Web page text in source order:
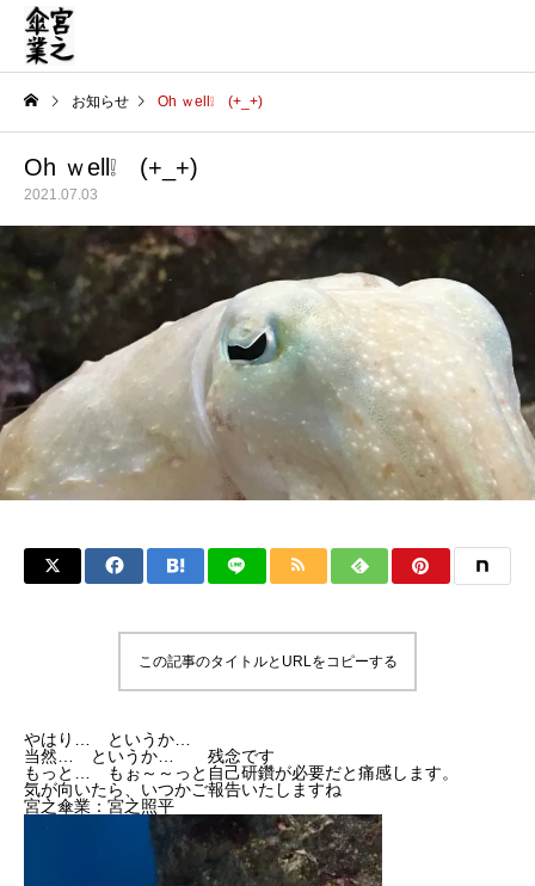
お知らせ Oh ｗell❕ (+_+)
Oh ｗell❕ (+_+)
2021.07.03
この記事のタイトルとURLをコピーする
やはり… というか…
当然… というか… 残念です
もっと… もぉ～～っと自己研鑽が必要だと痛感します。
気が向いたら、いつかご報告いたしますね
宮之傘業：宮之照平